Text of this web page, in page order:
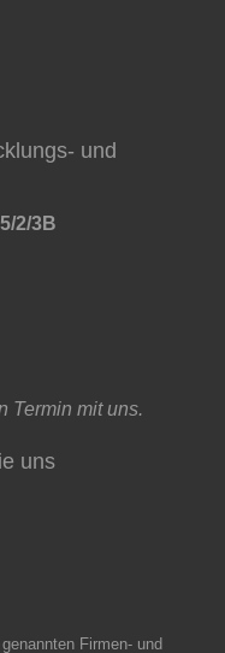
und
2/3B
Termin mit uns.
uns
Firmen- und